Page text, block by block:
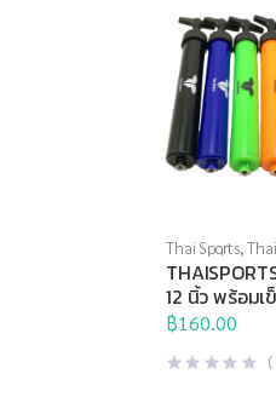
Thai Sports,
Brand,ที่สูบลม,
12 นิ้ว พร้อม
฿160.00
(